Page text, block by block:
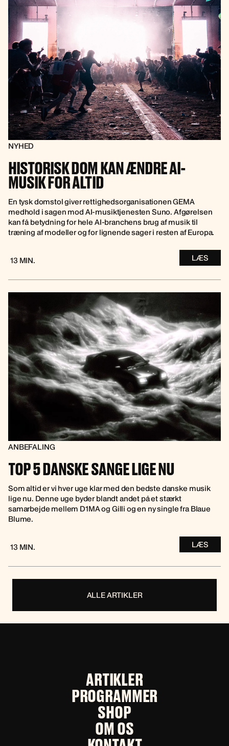
NYHED
HISTORISK DOM KAN ÆNDRE AI-
MUSIK FOR ALTID
En tysk domstol giver rettighedsorganisationen GEMA
medhold i sagen mod AI-musiktjenesten Suno. Afgørelsen
kan få betydning for hele AI-branchens brug af musik til
træning af modeller og for lignende sager i resten af Europa.
13 MIN. LÆS
ANBEFALING
TOP 5 DANSKE SANGE LIGE NU
Som altid er vi hver uge klar med den bedste danske musik
lige nu. Denne uge byder blandt andet på et stærkt
samarbejde mellem D1MA og Gilli og en ny single fra Blaue
Blume.
13 MIN. LÆS
ALLE ARTIKLER
ARTIKLER
PROGRAMMER
SHOP
OM OS